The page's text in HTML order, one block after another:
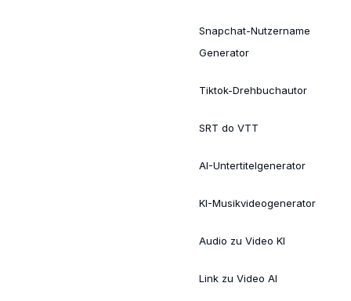
Snapchat-Nutzername
Generator
Tiktok-Drehbuchautor
SRT do VTT
AI-Untertitelgenerator
KI-Musikvideogenerator
Audio zu Video KI
Link zu Video AI